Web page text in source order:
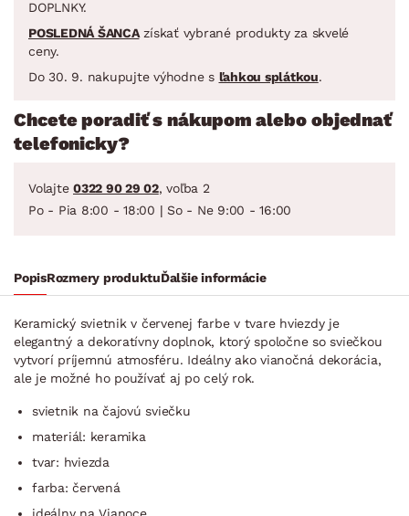
DOPLNKY.
POSLEDNÁ ŠANCAzískať vybrané produkty za skvelé
ceny.
Do 30. 9. nakupujte výhodne s ľahkou splátkou.
Chcete poradiť s nákupom alebo objednať
telefonicky?
Volajte 0322 90 29 02, voľba 2
Po - Pia 8:00 - 18:00 | So - Ne 9:00 - 16:00
PopisRozmery produktuĎalšie informácie
Keramický svietnik v červenej farbe v tvare hviezdy je
elegantný a dekoratívny doplnok, ktorý spoločne so sviečkou
vytvorí príjemnú atmosféru. Ideálny ako vianočná dekorácia,
ale je možné ho používať aj po celý rok.
svietnik na čajovú sviečku
materiál: keramika
tvar: hviezda
farba: červená
ideálny na Vianoce